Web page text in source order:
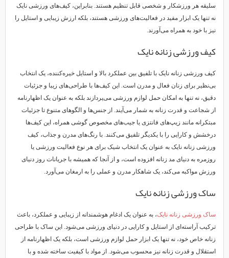
سلیقه هر ورزشکار و شخصی قابل تنظیم هستند. بنابراین، کیف‌های ورزشی نایک
نه تنها یک ابزار مفید در فعالیت‌های ورزشی هستند، بلکه ارزش زیبایی و استایل را
نیز با خود به همراه می‌آورند.
کیف ورزشی زنانه نایک
کیف ورزشی زنانه نایک با تلفیق بین عملکرد بالا و استایل خیره‌کننده، یک انتخاب
بی‌نظیر برای زنان فعال و مدرن است. این کیف‌ها با طراحی‌های زیبا و جزئیات
دقیق، نه تنها به امکان حمل لوازم ورزشی می‌پردازند بلکه به عنوان یک اظهارنامه
از شجاعت و قدرت زنانه به شمار می‌آیند. از جنس‌ها و الگوهای متنوع تا جزئیات
مبتکرانه مانند زیپ‌های فانتزی یا جیب‌های مخصوص گوشی همراه، این کیف‌ها
درخشش و کارایی را با یکدیگر تلفیق می‌کنند. با رنگ‌های مدرن و جذاب، کیف
ورزشی زنانه نایک به عنوان یک انتخاب شیک برای هر نوع فعالیت ورزشی یا
روزمره به دنیای مد زنانه افزوده است، و از آنجا که همیشه با جریانات روز دنیای
ورزش مواکبه می‌کند، یک شاهکار مدرن و عملی را به ارمغان می‌آورد.
ساک ورزشی زنانه نایک
ساک ورزشی زنانه نایک، به عنوان یک ادغام هوشمندانه از زیبایی و عملکرد، باعث
ترکیب آراسته‌ای از استایل و کارایی در دنیای ورزشی می‌شود. این ساک با طراحی
زنانه خاص خود، نه تنها یک ابزار حمل لوازم ورزشی است، بلکه یک اظهارنامه از
استقلال و قدرت زنانه نیز محسوب می‌شود. از مواد با کیفیت ساخته شده و با